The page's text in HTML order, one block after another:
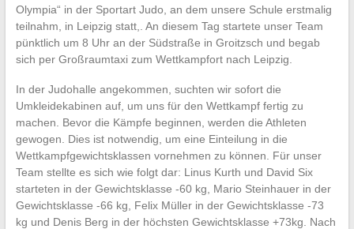
Olympia“ in der Sportart Judo, an dem unsere Schule erstmalig
teilnahm, in Leipzig statt,. An diesem Tag startete unser Team
pünktlich um 8 Uhr an der Südstraße in Groitzsch und begab
sich per Großraumtaxi zum Wettkampfort nach Leipzig.
In der Judohalle angekommen, suchten wir sofort die
Umkleidekabinen auf, um uns für den Wettkampf fertig zu
machen. Bevor die Kämpfe beginnen, werden die Athleten
gewogen. Dies ist notwendig, um eine Einteilung in die
Wettkampfgewichtsklassen vornehmen zu können. Für unser
Team stellte es sich wie folgt dar: Linus Kurth und David Six
starteten in der Gewichtsklasse -60 kg, Mario Steinhauer in der
Gewichtsklasse -66 kg, Felix Müller in der Gewichtsklasse -73
kg und Denis Berg in der höchsten Gewichtsklasse +73kg. Nach